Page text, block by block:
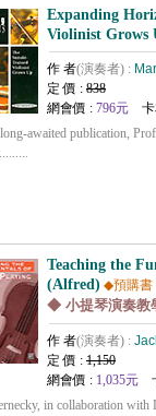
Expanding
Violinist Grows
作 者(演奏者) :
定 價 : 838
網會價 : 796元 卡
awaited publication,
Teaching the
(Alfred) ◆預購書
◆ 小提琴演奏教
作 者(演奏者) :
定 價 : 1,150
網會價 : 1,035元
in collaboration with